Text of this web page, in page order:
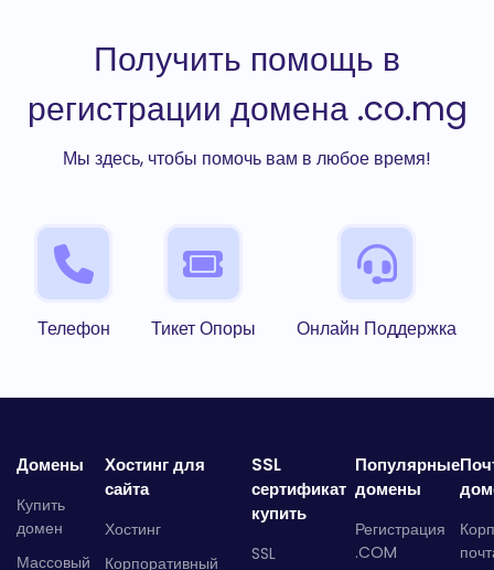
Получить помощь в
регистрации домена .co.mg
Мы здесь, чтобы помочь вам в любое время!
Телефон Тикет Опоры Онлайн Поддержка
Домены
Купить
домен
Массовый
Хостинг для
сайта
Хостинг
Корпоративный
SSL
сертификат
купить
SSL
Популярные
домены
Регистрация
.COM